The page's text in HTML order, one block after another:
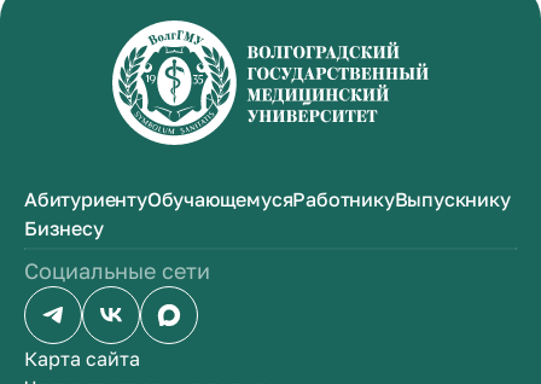
АбитуриентуОбучающемусяРаботникуВыпускнику
Бизнесу
Социальные сети
Карта сайта